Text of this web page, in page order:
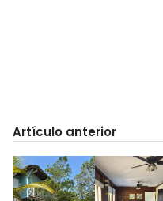
Artículo anterior